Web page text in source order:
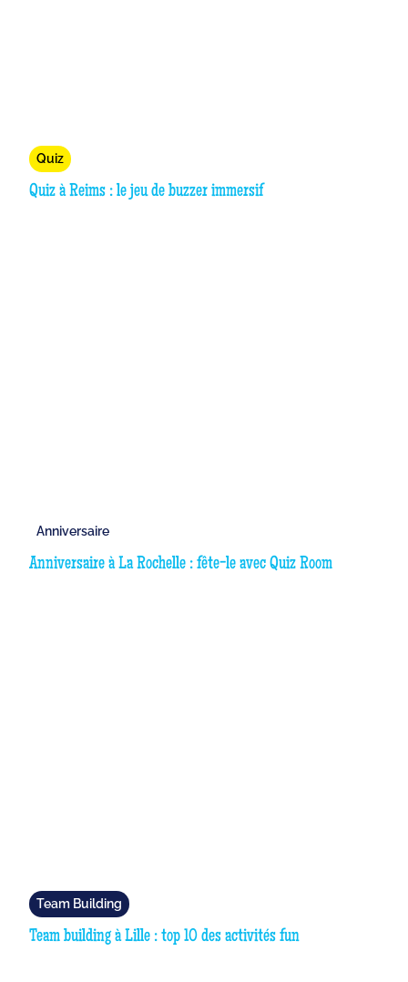
Quiz
Quiz à Reims : le jeu de buzzer immersif
Anniversaire
Anniversaire à La Rochelle : fête-le avec Quiz Room
Team Building
Team building à Lille : top 10 des activités fun